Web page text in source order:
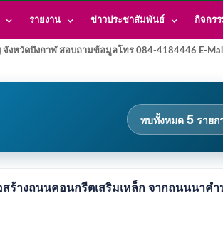
รายงาน ข่าวประชาสัมพันธ์ กิจกรร
งหวัดบึงกาฬ สอบถามข้อมูลโทร 084-4184446 E-
พบทั้งหมด 5รายก
ร้างถนนคอนกรีตเสริมเหล็ก จากถนนนาคำ